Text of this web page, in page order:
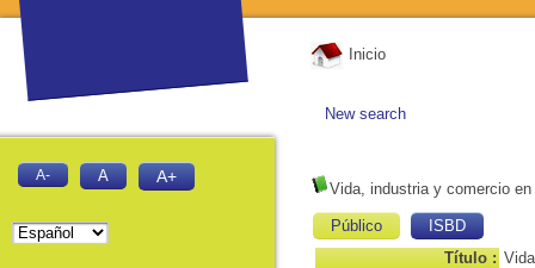
Inicio
New search
Vida, industria y comercio
Público
ISBD
Título :
A- A A+